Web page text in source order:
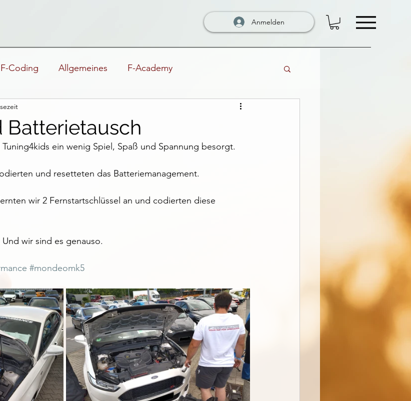
Anmelden
F-Coding Allgemeines F-Academy
Batterietausch
ein wenig Spiel, Spaß und Spannung besorgt.
und resetteten das Batteriemanagement.
wir 2 Fernstartschlüssel an und codierten diese
wir sind es genauso.
#mondeomk5